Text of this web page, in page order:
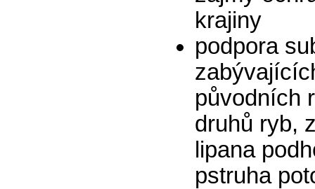
krajiny
podpora
původních
druhů ryb,
lipana
pstruha